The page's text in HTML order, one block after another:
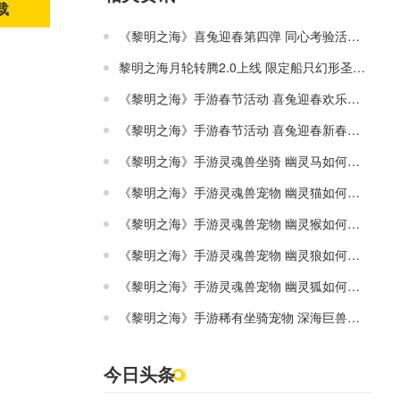
《黎明之海》喜兔迎春第四弹 同心考验活动攻略
黎明之海月轮转腾2.0上线 限定船只幻形圣翼飓风
《黎明之海》手游春节活动 喜兔迎春欢乐集元宵活动攻略
《黎明之海》手游春节活动 喜兔迎春新春赠礼活动攻略
《黎明之海》手游灵魂兽坐骑 幽灵马如何获得
《黎明之海》手游灵魂兽宠物 幽灵猫如何获得
《黎明之海》手游灵魂兽宠物 幽灵猴如何获得
《黎明之海》手游灵魂兽宠物 幽灵狼如何获得
《黎明之海》手游灵魂兽宠物 幽灵狐如何获得
《黎明之海》手游稀有坐骑宠物 深海巨兽打法攻略
今日头条